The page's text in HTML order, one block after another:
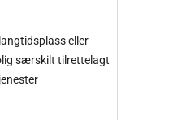
eller
særskilt tilrettelagt